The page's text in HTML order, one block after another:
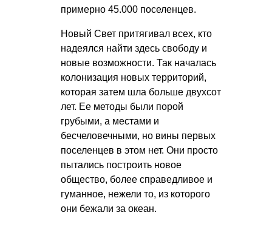
примерно 45.000 поселенцев.
Новый Свет притягивал всех, кто
надеялся найти здесь свободу и
новые возможности. Так началась
колонизация новых территорий,
которая затем шла больше двухсот
лет. Ее методы были порой
грубыми, а местами и
бесчеловечными, но вины первых
поселенцев в этом нет. Они просто
пытались построить новое
общество, более справедливое и
гуманное, нежели то, из которого
они бежали за океан.